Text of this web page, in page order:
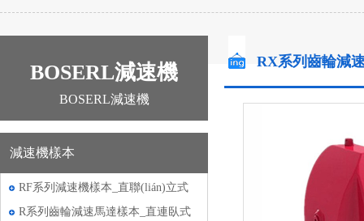
BOSERL減速機
BOSERL減速機
減速機樣本
RF系列減速機樣本_直聯(lián)立式
減速機樣本
R系列齒輪減速馬達樣本_直連臥式
RX系列齒輪減